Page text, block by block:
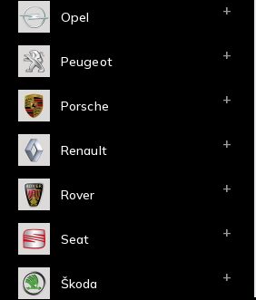
Opel
Peugeot
Porsche
Renault
Rover
Seat
Škoda